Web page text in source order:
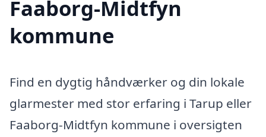
Faaborg-Midtfyn
kommune
Find en dygtig håndværker og din lokale
glarmester med stor erfaring i Tarup eller
Faaborg-Midtfyn kommune i oversigten